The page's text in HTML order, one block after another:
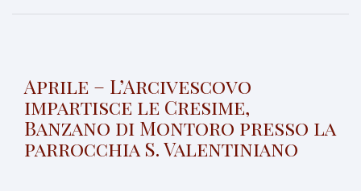
Aprile – L’Arcivescovo
impartisce le Cresime,
Banzano di Montoro presso la
parrocchia S. Valentiniano